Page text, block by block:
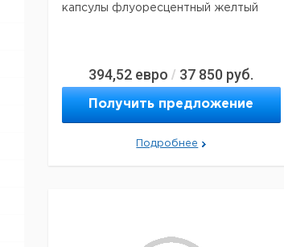
капсулы флуоресцентный желтый
394,52евро / 37 850 руб.
Получить предложение
Подробнее